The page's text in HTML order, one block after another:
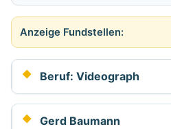
Anzeige #
Beruf: Videograph
Gerd Baumann